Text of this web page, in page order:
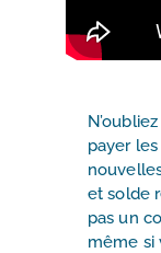
payer
et solde
pas un
même si